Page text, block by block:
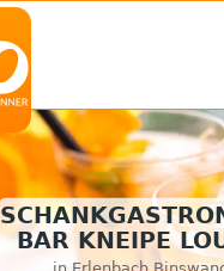
BAR KNEIPE